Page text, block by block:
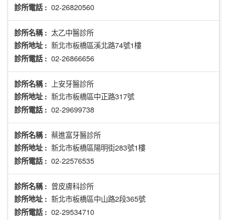
診所電話 : 02-26820560
診所名稱 : 太乙中醫診所
診所地址 : 新北市板橋區溪北路74號1樓
診所電話 : 02-26866656
診所名稱 : 上安牙醫診所
診所地址 : 新北市板橋區中正路317號
診所電話 : 02-29699738
診所名稱 : 蔡進富牙醫診所
診所地址 : 新北市板橋區陽明街283號1樓
診所電話 : 02-22576535
診所名稱 : 曾皮膚科診所
診所地址 : 新北市板橋區中山路2段365號
診所電話 : 02-29534710